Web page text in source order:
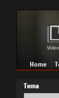
Home
Tema